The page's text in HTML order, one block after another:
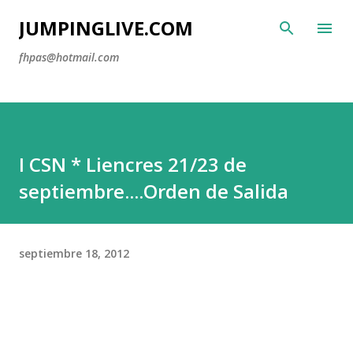
Ir al contenido principal
JUMPINGLIVE.COM
fhpas@hotmail.com
I CSN * Liencres 21/23 de
septiembre....Orden de Salida
septiembre 18, 2012